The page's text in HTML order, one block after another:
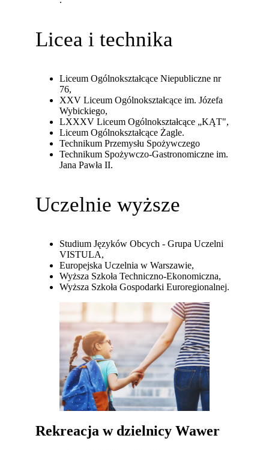
Licea i technika
Liceum Ogólnokształcące Niepubliczne nr
76,
XXV Liceum Ogólnokształcące im. Józefa
Wybickiego,
LXXXV Liceum Ogólnokształcące „KĄT",
Liceum Ogólnokształcące Żagle.
Technikum Przemysłu Spożywczego
Technikum Spożywczo-Gastronomiczne im.
Jana Pawła II.
Uczelnie wyższe
Studium Języków Obcych - Grupa Uczelni
VISTULA,
Europejska Uczelnia w Warszawie,
Wyższa Szkoła Techniczno-Ekonomiczna,
Wyższa Szkoła Gospodarki Euroregionalnej.
Rekreacja w dzielnicy Wawer